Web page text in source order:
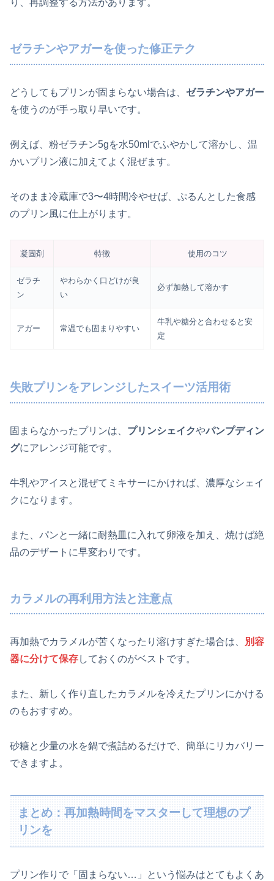
り、再調整する方法があります。
ゼラチンやアガーを使った修正テク
どうしてもプリンが固まらない場合は、 ゼラチンやアガー
を使うのが手っ取り早いです。
例えば、粉ゼラチン5gを水50mlでふやかして溶かし、温
かいプリン液に加えてよく混ぜます。
そのまま冷蔵庫で3〜4時間冷やせば、ぷるんとした食感
のプリン風に仕上がります。
凝固剤 特徴 使用のコツ
ゼラチ
ン
やわらかく口どけが良
い
必ず加熱して溶かす
アガー 常温でも固まりやすい
牛乳や糖分と合わせると安
定
失敗プリンをアレンジしたスイーツ活用術
固まらなかったプリンは、 プリンシェイクやパンプディン
グにアレンジ可能です。
牛乳やアイスと混ぜてミキサーにかければ、濃厚なシェイ
クになります。
また、パンと一緒に耐熱皿に入れて卵液を加え、焼けば絶
品のデザートに早変わりです。
カラメルの再利用方法と注意点
再加熱でカラメルが苦くなったり溶けすぎた場合は、
別容
器に分けて保存しておくのがベストです。
また、新しく作り直したカラメルを冷えたプリンにかける
のもおすすめ。
砂糖と少量の水を鍋で煮詰めるだけで、簡単にリカバリー
できますよ。
まとめ：再加熱時間をマスターして理想のプ
リンを
プリン作りで「固まらない…」という悩みはとてもよくあ